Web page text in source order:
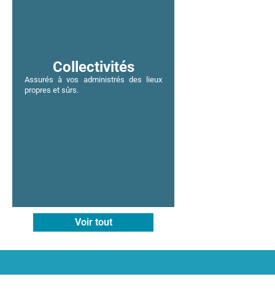
Collectivités
Assurés à vos administrés des lieux
propres et sûrs.
Voir tout